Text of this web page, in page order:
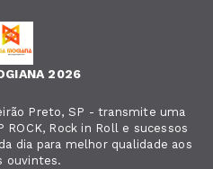
2026
Preto, SP - transmite uma
Rock in Roll e sucessos
dia para melhor qualidade aos
ouvintes.